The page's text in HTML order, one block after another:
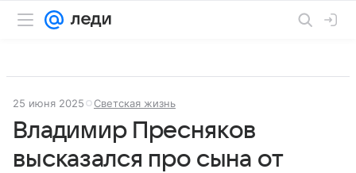
25 июня 2025 Светская жизнь
Владимир Пресняков
высказался про сына от